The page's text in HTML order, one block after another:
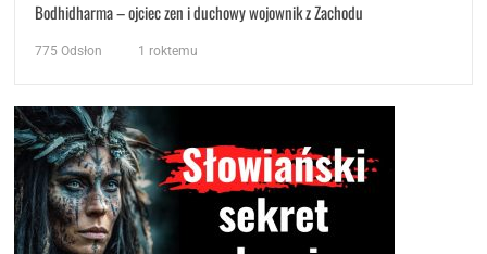
Bodhidharma – ojciec zen i duchowy wojownik z Zachodu
775 Odsłon 1 roktemu